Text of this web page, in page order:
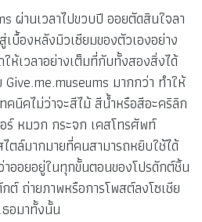
ผ่านเวลาไปขวบปี ออยตัดสินใจลา
เบื้องหลังมิวเซียมของตัวเองอย่าง
ห้เวลาอย่างเต็มที่กับทั้งสองสิ่งได้
มากกว่า ทำให้
คนิคไม่ว่าจะสีไม้ สีน้ำหรือสีอะคริลิก
ร์ หมวก กระจก เคสโทรศัพท์
ตล์มากมายที่คนสามารถหยิบใช้ได้
ออยอยู่ในทุกขั้นตอนของโปรดักต์ชิ้น
ต์ ถ่ายภาพหรือการโพสต์ลงโซเชีย
อมาทั้งนั้น